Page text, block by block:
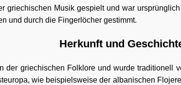
griechischen Musik gespielt und war
und durch die Fingerlöcher gestimmt.
Herkunft und
der griechischen Folklore und wurde traditionell
wie beispielsweise der albanischen